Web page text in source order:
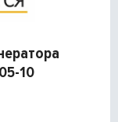
10